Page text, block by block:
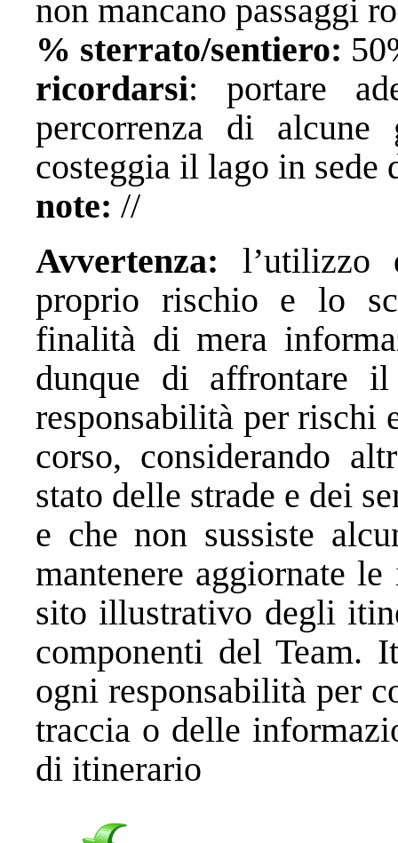
non mancano passaggi
% sterrato/sentiero:
ricordarsi: portare
percorrenza di
costeggia il lago in sede
note: //
Avvertenza: l’utilizzo
proprio rischio e lo
finalità di mera
dunque di affrontare
responsabilità per rischi
corso, considerando
stato delle strade e dei
e che non sussiste
mantenere aggiornate
sito illustrativo degli
componenti del Team.
ogni responsabilità per
traccia o delle
di itinerario